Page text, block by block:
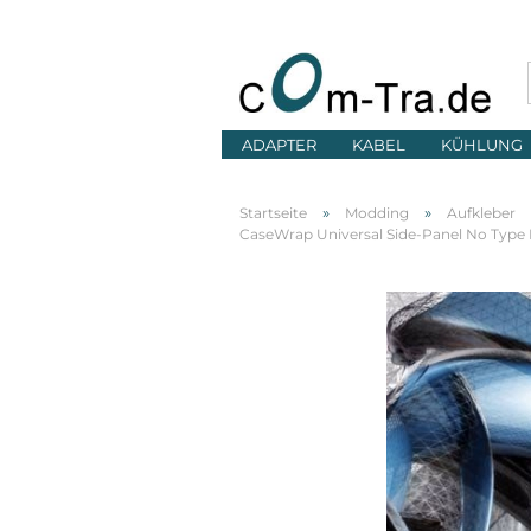
ADAPTER KABEL KÜHLUNG
Startseite » Modding » Aufkleber
CaseWrap Universal Side-Panel No Type